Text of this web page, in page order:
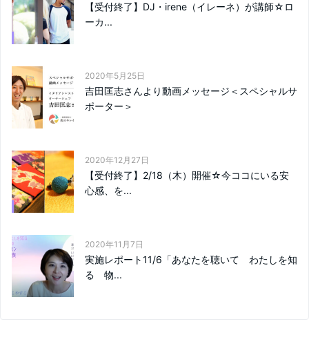
【受付終了】DJ・irene（イレーネ）が講師☆ロ
ーカ...
2020年5月25日
吉田匡志さんより動画メッセージ＜スペシャルサ
ポーター＞
2020年12月27日
【受付終了】2/18（木）開催☆今ココにいる安
心感、を...
2020年11月7日
実施レポート11/6「あなたを聴いて わたしを知
る 物...